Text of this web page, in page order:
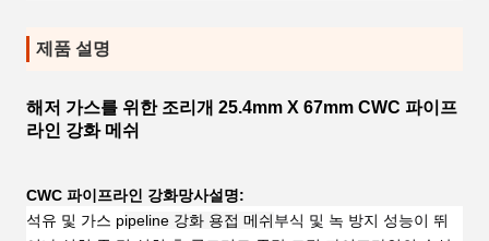
제품 설명
해저 가스를 위한 조리개 25.4mm X 67mm CWC 파이프
라인 강화 메쉬
CWC 파이프라인 강화망사설명:
석유 및 가스 pipeline 강화 용접 메쉬부식 및 녹 방지 성능이 뛰